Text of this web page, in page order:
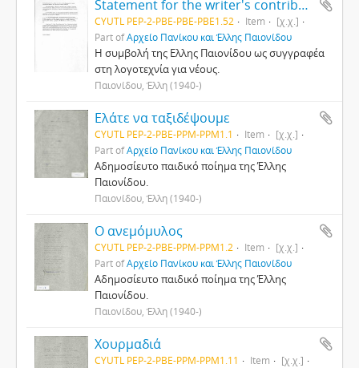
Statement for the writer's contribution to literature for young people
CYUTL PEP-2-PBE-PBE-PBE1.52 Item
[χ.χ.]
Part ofΑρχείο Πανίκου και Έλλης Παιονίδου
Η συμβολή της Ελλης Παιονίδου ως συγγραφέα
στη λογοτεχνία για νέους.
Παιονίδου, Έλλη (1940-)
Ελάτε να ταξιδέψουμε
CYUTL PEP-2-PBE-PPM-PPM1.1 Item
[χ.χ.]
Part ofΑρχείο Πανίκου και Έλλης Παιονίδου
Αδημοσίευτο παιδικό ποίημα της Έλλης
Παιονίδου.
Παιονίδου, Έλλη (1940-)
Ο ανεμόμυλος
CYUTL PEP-2-PBE-PPM-PPM1.2 Item
[χ.χ.]
Part ofΑρχείο Πανίκου και Έλλης Παιονίδου
Αδημοσίευτο παιδικό ποίημα της Έλλης
Παιονίδου.
Παιονίδου, Έλλη (1940-)
Χουρμαδιά
CYUTL PEP-2-PBE-PPM-PPM1.11 Item
[χ.χ.]